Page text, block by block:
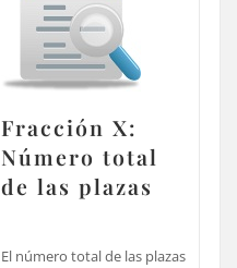
Fracción X:
Número total
de las plazas
El número total de las plazas